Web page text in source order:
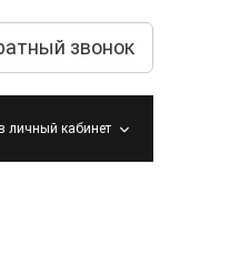
звонок
личный кабинет